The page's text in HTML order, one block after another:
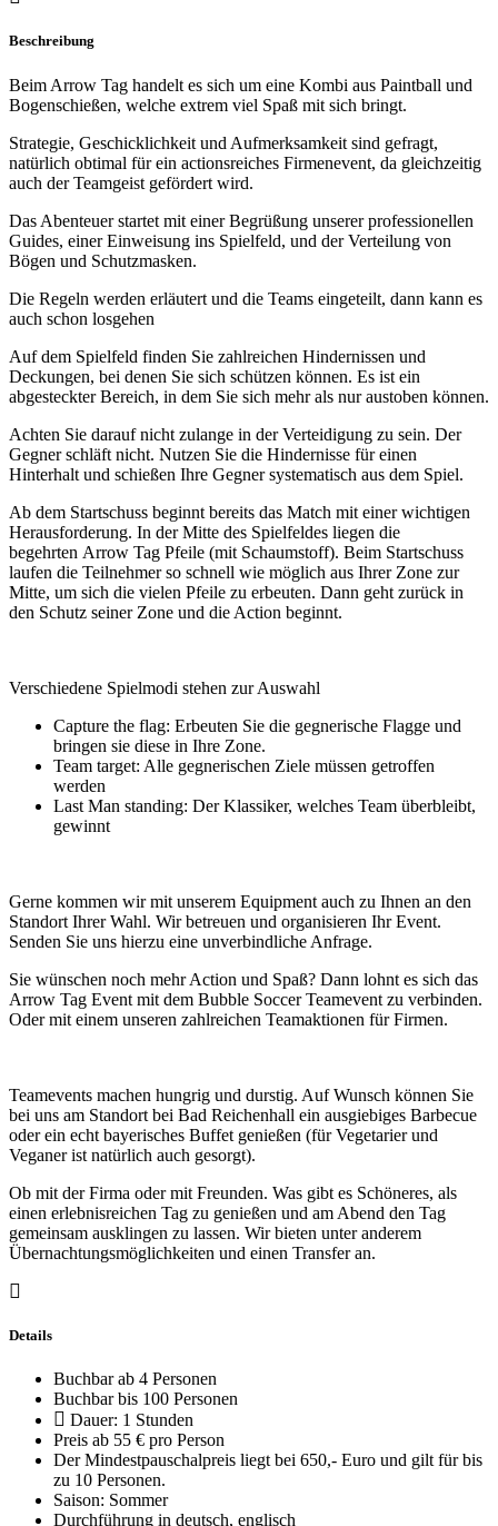
Beschreibung
Beim Arrow Tag handelt es sich um eine Kombi aus Paintball und
Bogenschießen, welche extrem viel Spaß mit sich bringt.
Strategie, Geschicklichkeit und Aufmerksamkeit sind gefragt,
natürlich obtimal für ein actionsreiches Firmenevent, da gleichzeitig
auch der Teamgeist gefördert wird.
Das Abenteuer startet mit einer Begrüßung unserer professionellen
Guides, einer Einweisung ins Spielfeld, und der Verteilung von
Bögen und Schutzmasken.
Die Regeln werden erläutert und die Teams eingeteilt, dann kann es
auch schon losgehen
Auf dem Spielfeld finden Sie zahlreichen Hindernissen und
Deckungen, bei denen Sie sich schützen können. Es ist ein
abgesteckter Bereich, in dem Sie sich mehr als nur austoben können.
Achten Sie darauf nicht zulange in der Verteidigung zu sein. Der
Gegner schläft nicht. Nutzen Sie die Hindernisse für einen
Hinterhalt und schießen Ihre Gegner systematisch aus dem Spiel.
Ab dem Startschuss beginnt bereits das Match mit einer wichtigen
Herausforderung. In der Mitte des Spielfeldes liegen die
begehrten Arrow Tag Pfeile (mit Schaumstoff). Beim Startschuss
laufen die Teilnehmer so schnell wie möglich aus Ihrer Zone zur
Mitte, um sich die vielen Pfeile zu erbeuten. Dann geht zurück in
den Schutz seiner Zone und die Action beginnt.
Verschiedene Spielmodi stehen zur Auswahl
Capture the flag: Erbeuten Sie die gegnerische Flagge und
bringen sie diese in Ihre Zone.
Team target: Alle gegnerischen Ziele müssen getroffen
werden
Last Man standing: Der Klassiker, welches Team überbleibt,
gewinnt
Gerne kommen wir mit unserem Equipment auch zu Ihnen an den
Standort Ihrer Wahl. Wir betreuen und organisieren Ihr Event.
Senden Sie uns hierzu eine unverbindliche Anfrage.
Sie wünschen noch mehr Action und Spaß? Dann lohnt es sich das
Arrow Tag Event mit dem Bubble Soccer Teamevent zu verbinden.
Oder mit einem unseren zahlreichen Teamaktionen für Firmen.
Teamevents machen hungrig und durstig. Auf Wunsch können Sie
bei uns am Standort bei Bad Reichenhall ein ausgiebiges Barbecue
oder ein echt bayerisches Buffet genießen (für Vegetarier und
Veganer ist natürlich auch gesorgt).
Ob mit der Firma oder mit Freunden. Was gibt es Schöneres, als
einen erlebnisreichen Tag zu genießen und am Abend den Tag
gemeinsam ausklingen zu lassen. Wir bieten unter anderem
Übernachtungsmöglichkeiten und einen Transfer an.
Details
Buchbar ab 4 Personen
Buchbar bis 100 Personen
Dauer: 1 Stunden
Preis ab 55 € pro Person
Der Mindestpauschalpreis liegt bei 650,- Euro und gilt für bis
zu 10 Personen.
Saison: Sommer
Durchführung in deutsch, englisch